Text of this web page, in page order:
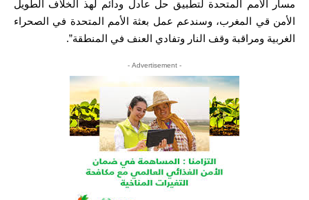
مسار الأمم المتحدة لتطبيق حل عادل ودائم لهذ الخلاف الطويل
الأمن قي المغرب، وسندعم عمل بعثة الأمم المتحدة في الصحراء
الغربية ومراقبة وقف النار وتفادي العنف في المنطقة”.
- Advertisement -